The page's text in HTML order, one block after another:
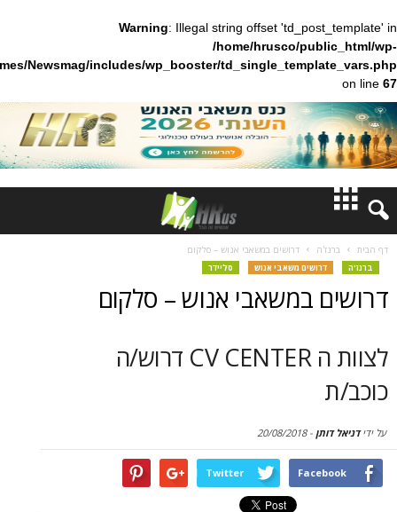
Warning: Illegal string offset
/home/hrusco/
content/themes/Newsmag/includes/wp_booster/
חדשות
דרושים במשאבי אנוש – סלקום
דרושים משאבי אנוש סליידר
במשאבי אנוש – סלקום
לצוות ה CV CENTER דרוש/ה
-
20/08/2018
Twitter